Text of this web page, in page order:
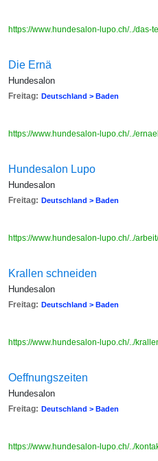
https://www.hundesalon-lupo.ch/../das-
Die Ernä
Hundesalon
Freitag: Deutschland > Baden
https://www.hundesalon-lupo.ch/../
Hundesalon Lupo
Hundesalon
Freitag: Deutschland > Baden
https://www.hundesalon-lupo.ch/../
Krallen schneiden
Hundesalon
Freitag: Deutschland > Baden
https://www.hundesalon-lupo.ch/../
Oeffnungszeiten
Hundesalon
Freitag: Deutschland > Baden
https://www.hundesalon-lupo.ch/../